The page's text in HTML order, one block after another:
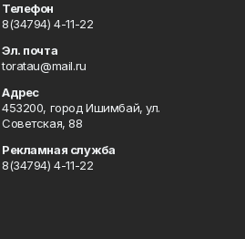
Телефон
8(34794) 4-11-22
Эл. почта
toratau@mail.ru
Адрес
453200, город Ишимбай, ул.
Советская, 88
Рекламная служба
8(34794) 4-11-22